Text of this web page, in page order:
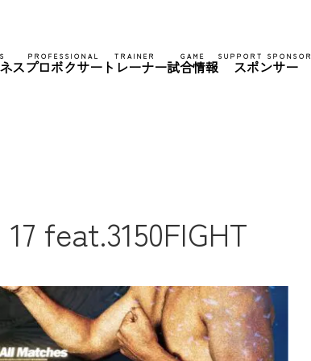
ス
PROFESSIONAL
プロボクサー
TRAINER
トレーナー
GAME
試合情報
SUPPORT SPONSOR
スポンサー
feat.3150FIGHT